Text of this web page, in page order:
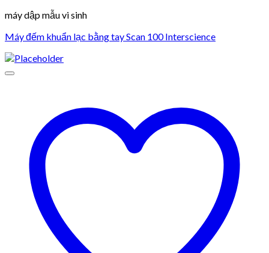
máy dập mẫu vi sinh
Máy đếm khuẩn lạc bằng tay Scan 100 Interscience